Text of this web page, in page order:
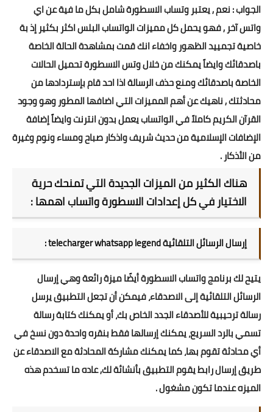
الجواب : نعم , يعتبر وتساب الاسطورة شامل بكل ما فية عن اي
واتس آخر , فهو يحمل كل مميزات الواتساب البلس اكثر بكثير إذ بة
خاصية تجمييد الظهور واخفاء انك قمت بمشاهدة الحالة الخاصة
باصدقائك وايضاً يمكنك من خلال وتس الاسطورة تحميل الحالات
الخاصة باصدقائك ومنع حذف الرسالة اذا احد قام بإستردادها من
محادثتك , ناهيك عن أهم المميزات التي اضافها المطور وهو وجود
القرآن الكريم كاملاً في الواتساب يعمل بدون انترنت وايضاً إضافة
الإضافات الإسلامية من حديث شريف واذكار صباح ومساء ونوم وغيرة
من الأذكار .
هناك الكثير من الميزات الجديدة التي تمنحك حرية
الاختيار في كل إعدادات الاسطورة واتساب اهمها :
إرسال الرسائل التلقائية telecharger whatsapp legend :
يتيح لك برنامج واتساب الاسطورة أيضًا ميزة رائعة وهي إرسال
الرسائل التلقائية إلى الاصدقاء، فيمكن أن تجعل التطبيق يرسل
رسالة ترحيبية للأصدقاء الجدد الخاص بك، أو يمكنك كتابة رسالة
تسمي بالرد السريع، يمكنك إرسالها فقط بنقره واحدة دون نسخ في
أي محادثة تقوم بها، كما يمكنك مشاركة المحادثة مع الاصدقاء عن
طريق إرسال رابط يقوم التطبيق بأنشائة لك, عاده ما تسخدم هذه
الميزه عندما تكون مشغول .